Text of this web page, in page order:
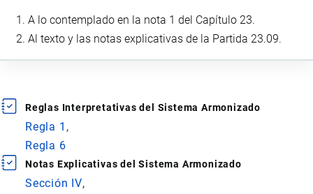
A lo contemplado en la nota 1 del Capítulo 23.
Al texto y las notas explicativas de la Partida 23.09.
Reglas Interpretativas del Sistema Armonizado
Regla 1
Regla 6
Notas Explicativas del Sistema Armonizado
Sección IV